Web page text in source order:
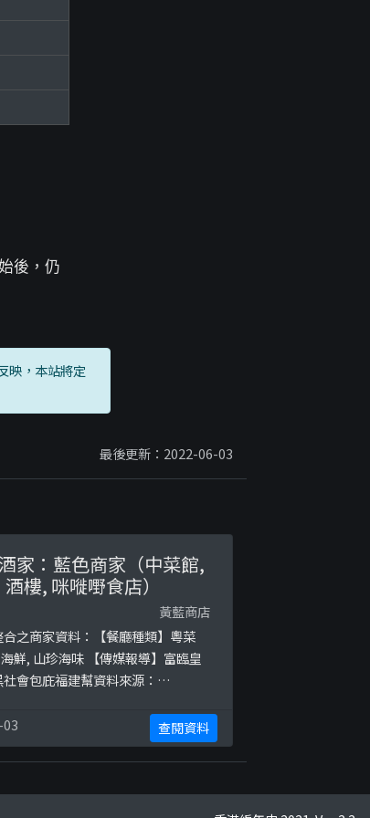
後，仍
映，本站將定
最後更新：2022-06-03
家：藍色商家（中菜館,
酒樓, 咪嘥嘢食店）
黃藍商店
之商家資料：【餐廳種類】粵菜
鮮, 山珍海味 【傳媒報導】富臨皇
會包庇福建幫資料來源：
富臨皇宮包庇黑社會包庇福建幫 不
底 旗下食店： 皇室①號囍臨門 富臨
酒家 富臨漁港 囍臨門品牌 金皇廷囍
查閱資料